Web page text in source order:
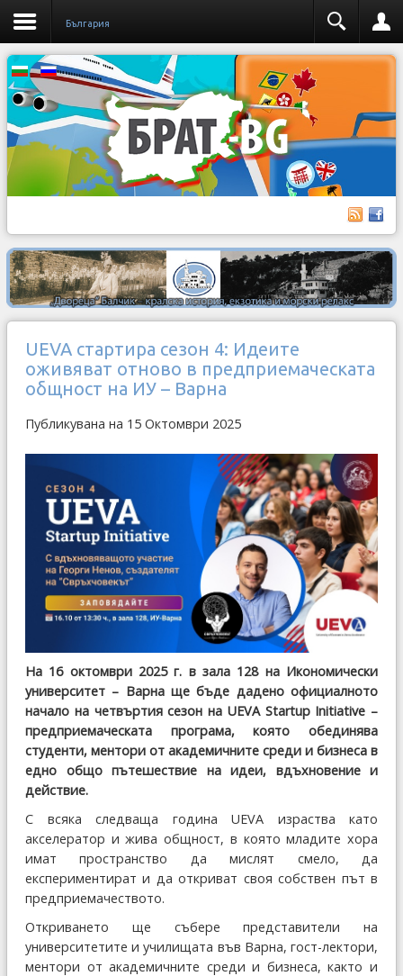
България
UEVA стартира сезон 4: Идеите
оживяват отново в предприемаческата
общност на ИУ – Варна
Публикувана на 15 Октомври 2025
На 16 октомври 2025 г. в зала 128 на Икономически
университет – Варна ще бъде дадено официалното
начало на четвъртия сезон на UEVA Startup Initiative –
предприемаческата програма, която обединява
студенти, ментори от академичните среди и бизнеса в
едно общо пътешествие на идеи, вдъхновение и
действие.
С всяка следваща година UEVA израства като
акселератор и жива общност, в която младите хора
имат пространство да мислят смело, да
експериментират и да откриват своя собствен път в
предприемачеството.
Откриването ще събере представители на
университетите и училищата във Варна, гост-лектори,
ментори от академичните среди и бизнеса, както и